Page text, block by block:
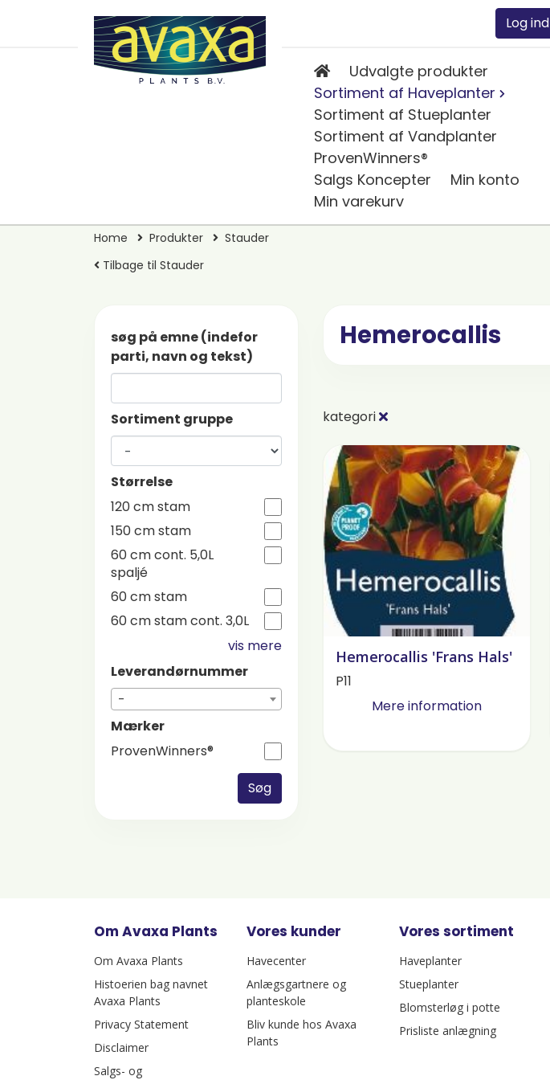
Log ind
Udvalgte produkter
Sortiment af Haveplanter
Sortiment af Stueplanter
Sortiment af Vandplanter
ProvenWinners®
Salgs Koncepter
Min konto
Min varekurv
Home Produkter
Stauder
Tilbage til Stauder
søg på emne (indefor
parti, navn og tekst)
Sortiment gruppe
Størrelse
120 cm stam
150 cm stam
60 cm cont. 5,0L
spaljé
60 cm stam
60 cm stam cont. 3,0L
vis mere
Leverandørnummer
-
Mærker
ProvenWinners®
Søg
Hemerocallis
kategori
Hemerocallis 'Frans Hals'
P11
Mere information
Om Avaxa Plants
Om Avaxa Plants
Histoerien bag navnet
Avaxa Plants
Privacy Statement
Disclaimer
Salgs- og
Vores kunder
Havecenter
Anlægsgartnere og
planteskole
Bliv kunde hos Avaxa
Plants
Vores sortiment
Haveplanter
Stueplanter
Blomsterløg i potte
Prisliste anlægning